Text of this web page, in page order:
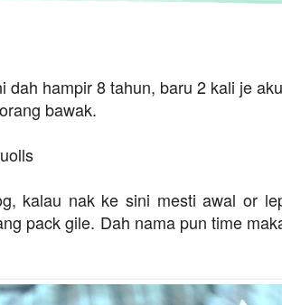
dah hampir 8 tahun, baru 2 kali je
bawak.
kalau nak ke sini mesti awal or
pack gile. Dah nama pun time